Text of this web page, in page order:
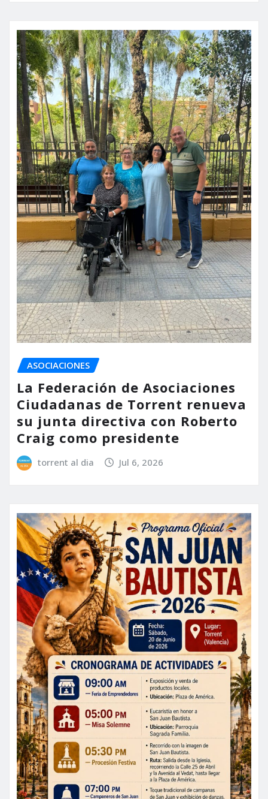
ASOCIACIONES
La Federación de Asociaciones
Ciudadanas de Torrent renueva
su junta directiva con Roberto
Craig como presidente
torrent al dia Jul 6, 2026